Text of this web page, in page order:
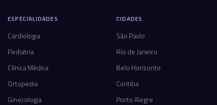
ESPECIALIDADES
Cardiologia
Pediatria
Clínica Médica
Ortopedia
Ginecologia
CIDADES
São Paulo
Rio de Janeiro
Belo Horizonte
Curitiba
Porto Alegre